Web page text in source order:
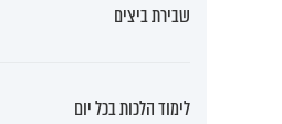
שבירת ביצים
לימוד הלכות בכל יום